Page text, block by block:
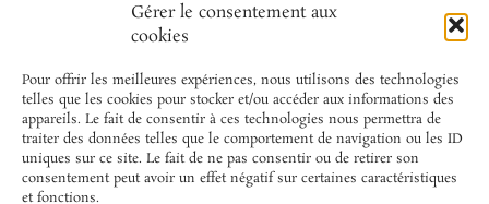
Gérer le consentement aux
cookies
Pour offrir les meilleures expériences, nous utilisons des technologies
telles que les cookies pour stocker et/ou accéder aux informations des
appareils. Le fait de consentir à ces technologies nous permettra de
traiter des données telles que le comportement de navigation ou les ID
uniques sur ce site. Le fait de ne pas consentir ou de retirer son
consentement peut avoir un effet négatif sur certaines caractéristiques
et fonctions.
5 rue des
Colonnes
du Trône |
75012 Paris
Tél.: +33 1
INCONTOURNABLES
SFC
Cardio-
Online
Cardiogen
cookies
marketing et
activer ce
contenu